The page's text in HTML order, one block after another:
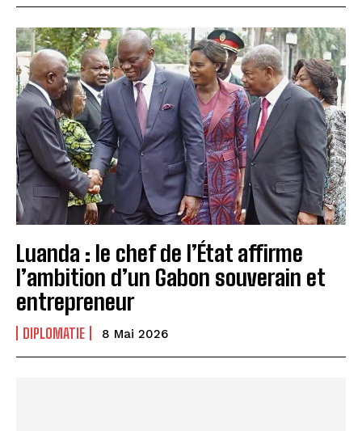
Luanda : le chef de l’État affirme
l’ambition d’un Gabon souverain et
entrepreneur
DIPLOMATIE 8 Mai 2026